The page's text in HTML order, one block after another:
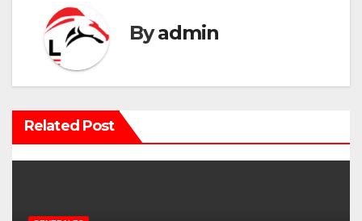
a
ó
n
Byadmin
Related Post